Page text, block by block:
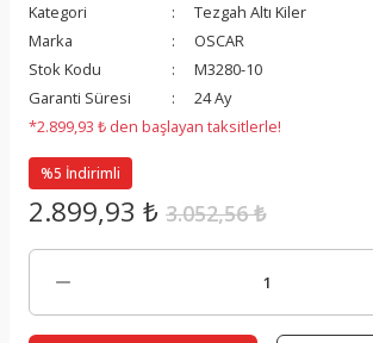
Kategori
Tezgah Altı Kiler
Marka
OSCAR
Stok Kodu
M3280-10
Garanti Süresi
24 Ay
*2.899,93 ₺ den başlayan taksitlerle!
%5 İndirimli
2.899,93 ₺ 3.052,56 ₺